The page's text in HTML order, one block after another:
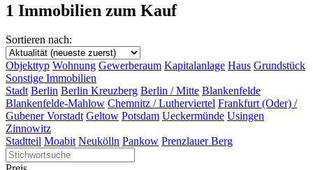
1 Immobilien zum Kauf
Sortieren nach:
Objekttyp Wohnung Gewerberaum Kapitalanlage Haus Grundstück
Sonstige Immobilien
Stadt Berlin Berlin Kreuzberg Berlin / Mitte Blankenfelde
Blankenfelde-Mahlow Chemnitz / Lutherviertel Frankfurt (Oder) /
Gubener Vorstadt Geltow Potsdam Ueckermünde Usingen
Zinnowitz
Stadtteil Moabit Neukölln Pankow Prenzlauer Berg